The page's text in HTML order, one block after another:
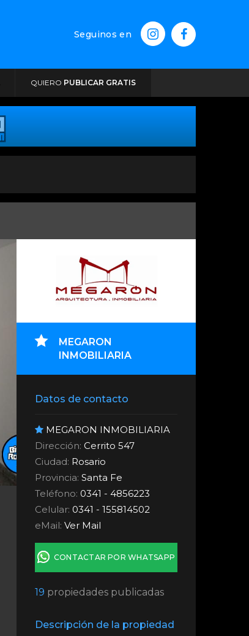
Seguinos en
QUIERO PUBLICAR GRATIS
MEGARON
INMOBILIARIA
Datos de contacto
MEGARON INMOBILIARIA
Dirección: Cerrito 547
Ciudad: Rosario
Provincia:Santa Fe
Teléfono: 0341 - 4856223
Celular: 0341 - 155814502
eMail:Ver Mail
CONTACTAR POR WHATSAPP
19 propiedades publicadas
Descripción de la propiedad